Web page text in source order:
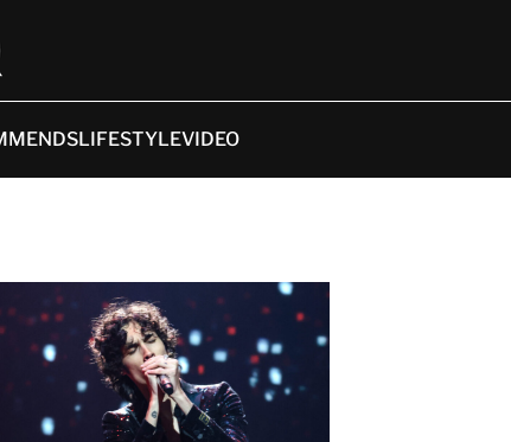
LIFESTYLEVIDEO